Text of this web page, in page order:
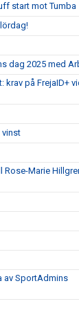
start mot Tumba
dag 2025 med
på FrejaID+
vinst
Rose-Marie
av SportAdmins